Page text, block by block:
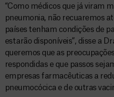
“Como médicos que já viram
pneumonia, não recuaremos
países tenham condições de
estarão disponíveis”, disse a
queremos que as
respondidas e que passos
empresas farmacêuticas a
pneumocócica e de outras